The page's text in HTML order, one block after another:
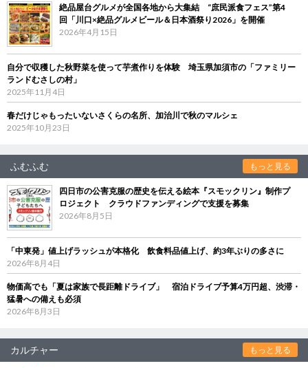
絶品屋台グルメが全国各地から大集結 “庶民派食フェス”第4
回「川口×絶品グルメビール＆日本酒祭り2026」を開催
2026年4月15日
自分で収穫した秋野菜を使って芋煮作りを体験 埼玉県加須市の「ファミリー
ランドむさしの村」
2025年11月4日
春だけじゃもったいないさくらの名所、加治川で秋のマルシェ
2025年10月23日
ふむふむ もっと見る
四日市の公害克服の歴史を伝える絵本『スモックリン』制作プ
ロジェクト クラウドファンディングで支援を募集
2026年8月5日
「中東発」値上げラッシュが本格化 飲食料品値上げ、約3年ぶりの多さに
2026年8月4日
物価高でも「夏は家族で長距離ドライブ」 宿泊ドライブ予算4万円超、渋滞・
猛暑への備えも必須
2026年8月3日
カルチャー もっと見る